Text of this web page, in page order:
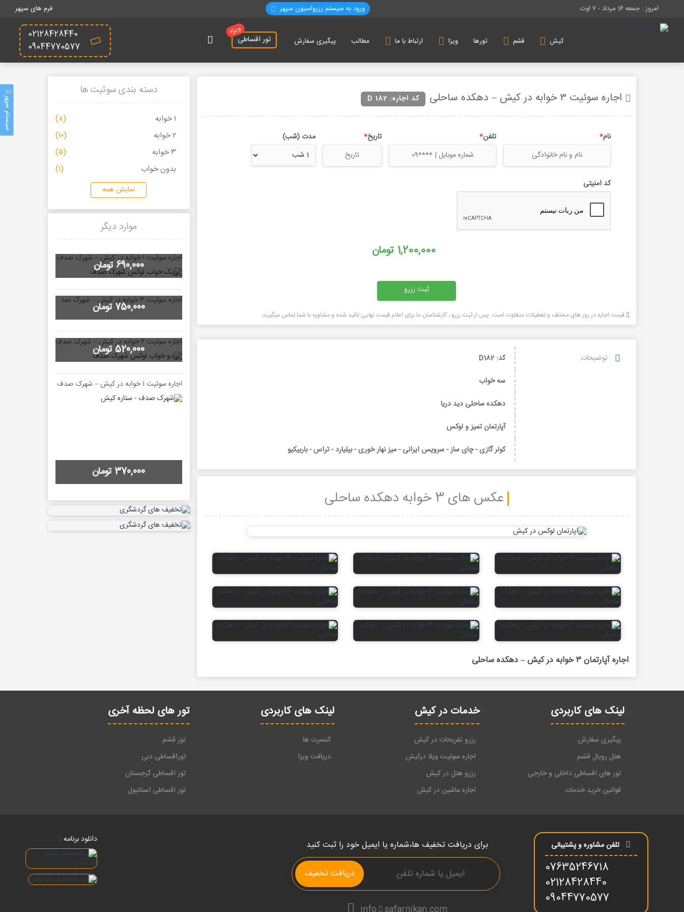
امروز : جمعه 16 مرداد - ۷ اوت ورود به سیستم رزرواسيون سپهر فرم های سپهر
کیش قشم تورها ویزا ارتباط با ما مطالب پیگیری سفارش تور اقساطی
ویژه
02128428440
09044770577
سیستم سپهر اجاره سوئیت ۳ خوابه در کیش – دهکده ساحلی کد اجاره: D 182
نام* تلفن* تاریخ* مدت (شب)
کد امنیتی
1,200,000 تومان
قیمت اجاره در روز های مختلف و تعطیلات متفاوت است. پس از ثبت رزرو ، کارشناسان ما برای اعلام قیمت نهایی تائید شده و مشاوره با شما تماس میگیرند.
توضيحات
کد: D182
سه خواب
دهکده ساحلی دید دریا
آپارتمان تمیز و لوکس
کولر گازی - چای ساز - سرویس ایرانی - میز نهار خوری - بیلیارد - تراس - باربیکیو
عکس های 3 خوابه دهکده ساحلی
اجاره آپارتمان ۳ خوابه در کیش – دهکده ساحلی
دسته بندی سوئیت ها
۱ خوابه
(۸)
۲ خوابه
(۱۰)
۳ خوابه
(۵)
بدون خواب
(۱)
نمایش همه
موارد دیگر
اجاره سوئیت ۱ خوابه در کیش – شهرک صدف
690,000 تومان
اجاره سوئیت ۳ خوابه در کیش – شهرک صدف 750,000 تومان
اجاره سوئیت ۲ خوابه در کیش – شهرک صدف
520,000 تومان
اجاره سوئیت ۱ خوابه در کیش – شهرک صدف
370,000 تومان
لینک های کاربردی
پیگیری سفارش
هتل رویال قشم
تور های اقساطی داخلی و خارجی
قوانین خرید خدمات
خدمات در کیش
رزرو تفریحات در کیش
اجاره سوئیت ویلا درکیش
رزرو هتل در کیش
اجاره ماشین در کیش
لینک های کاربردی
کنسرت ها
دریافت ویزا
تور های لحظه آخری
تور قشم
توراقساطی دبی
تور اقساطی گرجستان
تور اقساطی استانبول
تلفن مشاوره و پشتیبانی
07635246718
02128428440
09044770577
برای دریافت تخفیف ها،شماره یا ایمیل خود را ثبت کنید
دریافت تخفیف
دانلود برنامه :